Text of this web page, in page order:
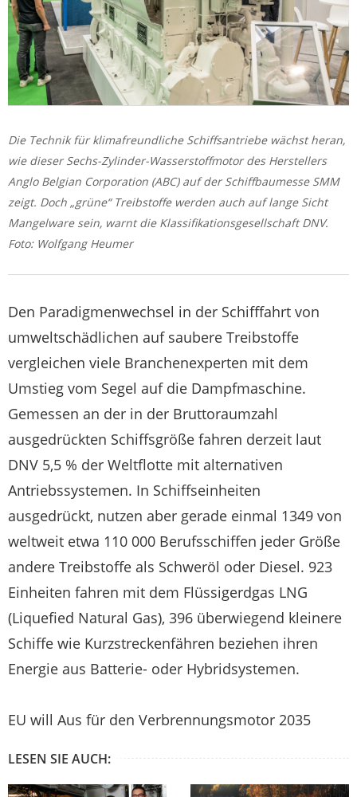
Die Technik für klimafreundliche Schiffsantriebe wächst heran,
wie dieser Sechs-Zylinder-Wasserstoffmotor des Herstellers
Anglo Belgian Corporation (ABC) auf der Schiffbaumesse SMM
zeigt. Doch „grüne“ Treibstoffe werden auch auf lange Sicht
Mangelware sein, warnt die Klassifikationsgesellschaft DNV.
Foto: Wolfgang Heumer
Den Paradigmenwechsel in der Schifffahrt von
umweltschädlichen auf saubere Treibstoffe
vergleichen viele Branchenexperten mit dem
Umstieg vom Segel auf die Dampfmaschine.
Gemessen an der in der Bruttoraumzahl
ausgedrückten Schiffsgröße fahren derzeit laut
DNV 5,5 % der Weltflotte mit alternativen
Antriebssystemen. In Schiffseinheiten
ausgedrückt, nutzen aber gerade einmal 1349 von
weltweit etwa 110 000 Berufsschiffen jeder Größe
andere Treibstoffe als Schweröl oder Diesel. 923
Einheiten fahren mit dem Flüssigerdgas LNG
(Liquefied Natural Gas), 396 überwiegend kleinere
Schiffe wie Kurzstreckenfähren beziehen ihren
Energie aus Batterie- oder Hybridsystemen.
EU will Aus für den Verbrennungsmotor 2035
LESEN SIE AUCH: